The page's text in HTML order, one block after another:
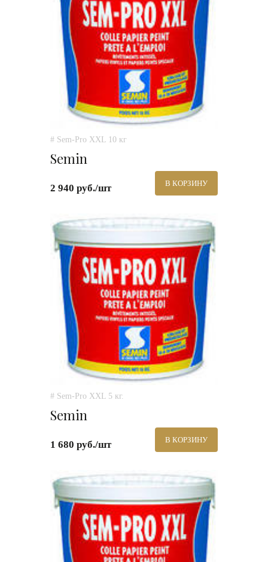
# Sem-Pro XXL 10 кг
Semin
2 940 руб./шт В КОРЗИНУ
# Sem-Pro XXL 5 кг.
Semin
1 680 руб./шт В КОРЗИНУ